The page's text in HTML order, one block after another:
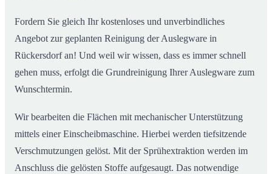
Fordern Sie gleich Ihr kostenloses und unverbindliches
Angebot zur geplanten Reinigung der Auslegware in
Rückersdorf an! Und weil wir wissen, dass es immer schnell
gehen muss, erfolgt die Grundreinigung Ihrer Auslegware zum
Wunschtermin.
Wir bearbeiten die Flächen mit mechanischer Unterstützung
mittels einer Einscheibmaschine. Hierbei werden tiefsitzende
Verschmutzungen gelöst. Mit der Sprühextraktion werden im
Anschluss die gelösten Stoffe aufgesaugt. Das notwendige